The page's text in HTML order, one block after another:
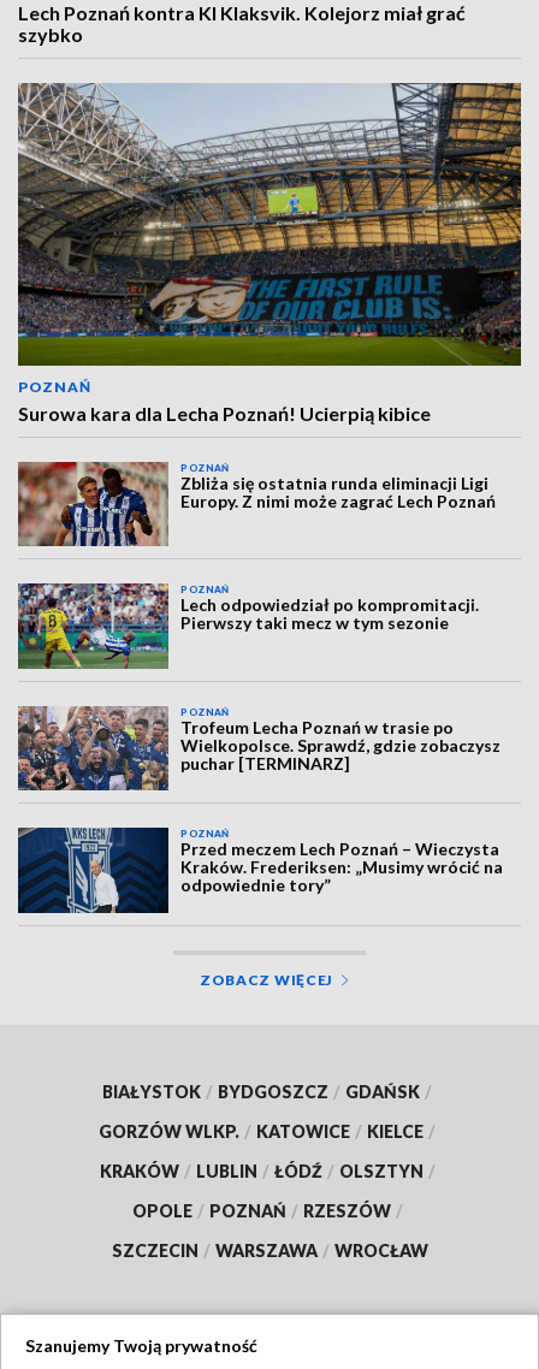
Lech Poznań kontra KI Klaksvik. Kolejorz miał grać
szybko
POZNAŃ
Surowa kara dla Lecha Poznań! Ucierpią kibice
POZNAŃ
Zbliża się ostatnia runda eliminacji Ligi
Europy. Z nimi może zagrać Lech Poznań
POZNAŃ
Lech odpowiedział po kompromitacji.
Pierwszy taki mecz w tym sezonie
POZNAŃ
Trofeum Lecha Poznań w trasie po
Wielkopolsce. Sprawdź, gdzie zobaczysz
puchar [TERMINARZ]
POZNAŃ
Przed meczem Lech Poznań – Wieczysta
Kraków. Frederiksen: „Musimy wrócić na
odpowiednie tory”
ZOBACZ WIĘCEJ
BIAŁYSTOK / BYDGOSZCZ / GDAŃSK /
GORZÓW WLKP. / KATOWICE / KIELCE /
KRAKÓW / LUBLIN / ŁÓDŹ / OLSZTYN /
OPOLE / POZNAŃ / RZESZÓW /
SZCZECIN / WARSZAWA / WROCŁAW
Szanujemy Twoją prywatność